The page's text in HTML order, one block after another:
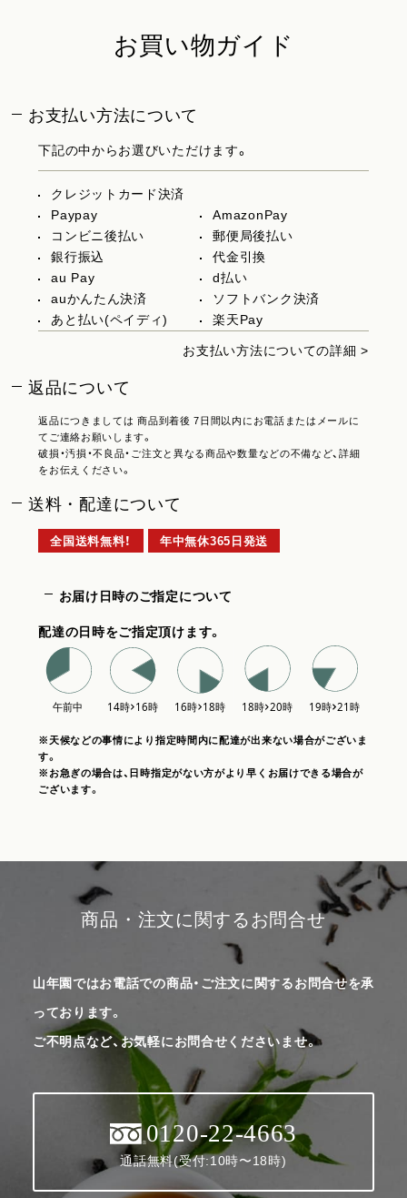
お買い物ガイド
お支払い方法について
下記の中からお選びいただけます。
クレジットカード決済
Paypay
AmazonPay
コンビニ後払い
郵便局後払い
銀行振込
代金引換
au Pay
d払い
auかんたん決済
ソフトバンク決済
あと払い(ペイディ)
楽天Pay
お支払い方法についての詳細 >
返品について
返品につきましては 商品到着後 7日間以内にお電話またはメールに
てご連絡お願いします。
破損・汚損・不良品・ご注文と異なる商品や数量などの不備など、詳細
をお伝えください。
送料・配達について
全国送料無料！ 年中無休365日発送
お届け日時のご指定について
配達の日時をご指定頂けます。
※天候などの事情により指定時間内に配達が出来ない場合がございま
す。
※お急ぎの場合は、日時指定がない方がより早くお届けできる場合が
ございます。
商品・注文に関するお問合せ
山年園ではお電話での商品・ご注文に関するお問合せを承
っております。
ご不明点など、お気軽にお問合せくださいませ。
0120-22-4663
通話無料(受付:10時〜18時)